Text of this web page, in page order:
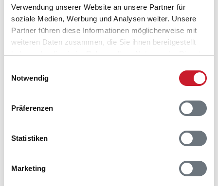
Verwendung unserer Website an unsere Partner für
soziale Medien, Werbung und Analysen weiter. Unsere
Partner führen diese Informationen möglicherweise mit
weiteren Daten zusammen, die Sie ihnen bereitgestellt
haben oder die sie im Rahmen Ihrer Nutzung der Dienste
Notwendig
Präferenzen
Statistiken
Marketing
Belegungskalender
Reisedauer auswählen
Anreisetag im Belegungskalender anklicken
Sie bekommen Verfügbarkeit und Preis angezeigt
Bitte beachten Sie, dass sich bei Änderungen des
Hausbeschreibung und/oder der Ausstattung ergeben
können.